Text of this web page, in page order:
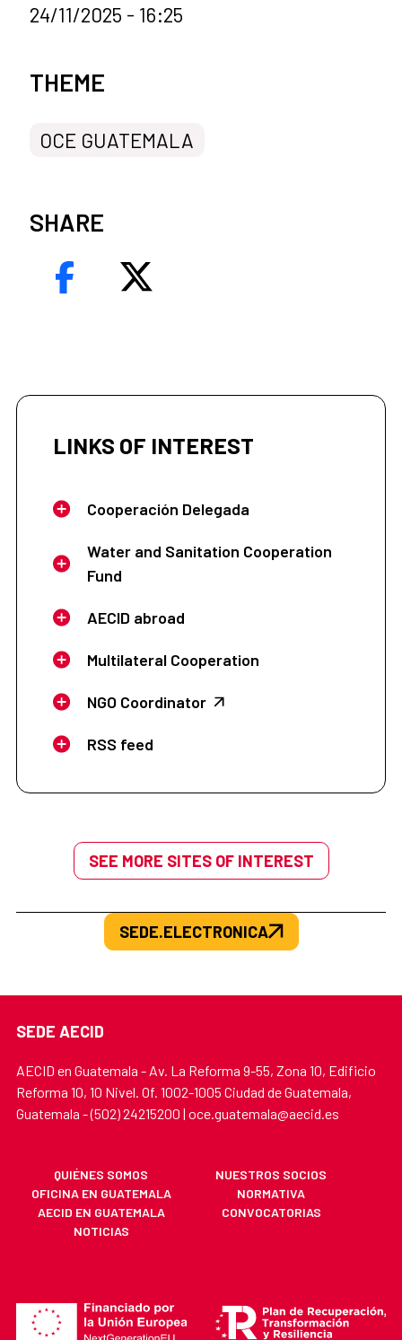
24/11/2025 - 16:25
News categories
THEME
OCE GUATEMALA
SHARE
LINKS OF INTEREST
Cooperación Delegada
Water and Sanitation Cooperation
Fund
AECID abroad
Multilateral Cooperation
NGO Coordinator
RSS feed
SEE MORE SITES OF INTEREST
SEDE.ELECTRONICA
SEDE AECID
AECID en Guatemala - Av. La Reforma 9-55, Zona 10, Edificio
Reforma 10, 10 Nivel. Of. 1002-1005 Ciudad de Guatemala,
Guatemala - (502) 24215200 | oce.guatemala@aecid.es
QUIÉNES SOMOS
NUESTROS SOCIOS
OFICINA EN GUATEMALA
NORMATIVA
AECID EN GUATEMALA
CONVOCATORIAS
NOTICIAS